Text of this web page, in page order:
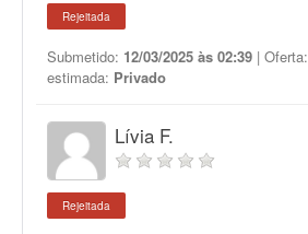
Rejeitada
Submetido: 12/03/2025 às 02:39 | Oferta:
estimada: Privado
Lívia F.
Rejeitada